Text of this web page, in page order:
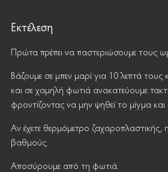
Εκτέλεση
Πρώτα πρέπει να παστεριώσουμε τους
Βάζουμε σε μπεν μαρί για 10 λεπτά
και σε χαμηλή φωτιά ανακατεύουμε
φροντίζοντας να μην ψηθεί το μίγμα και
Αν έχετε θερμόμετρο ζαχαροπλαστικής, η
βαθμούς.
Αποσύρουμε από τη φωτιά.